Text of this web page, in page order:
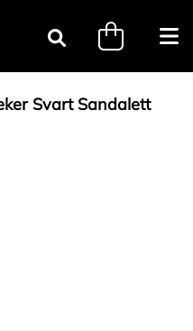
Sök
Svart Sandalett